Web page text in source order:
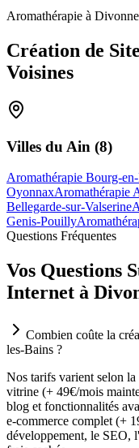
Aromathérapie à
Création de
Voisines
Villes du Ain (8)
Aromathérapie Bourg-
OyonnaxAromathérapie
Bellegarde-sur-Valserine
Genis-Pouilly
Questions Fréquentes
Vos Questions
Internet à
Combien coûte la
les-Bains ?
Nos tarifs varient selon
vitrine (+ 49€/mois
blog et fonctionnalités
e-commerce complet (+
développement, le SEO,